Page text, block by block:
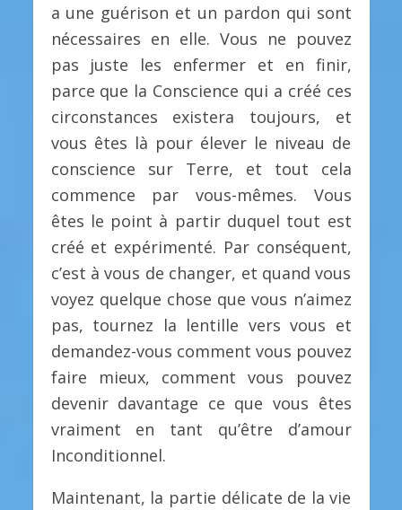
a une guérison et un pardon qui sont
nécessaires en elle. Vous ne pouvez
pas juste les enfermer et en finir,
parce que la Conscience qui a créé ces
circonstances existera toujours, et
vous êtes là pour élever le niveau de
conscience sur Terre, et tout cela
commence par vous-mêmes. Vous
êtes le point à partir duquel tout est
créé et expérimenté. Par conséquent,
c’est à vous de changer, et quand vous
voyez quelque chose que vous n’aimez
pas, tournez la lentille vers vous et
demandez-vous comment vous pouvez
faire mieux, comment vous pouvez
devenir davantage ce que vous êtes
vraiment en tant qu’être d’amour
Inconditionnel.
Maintenant, la partie délicate de la vie